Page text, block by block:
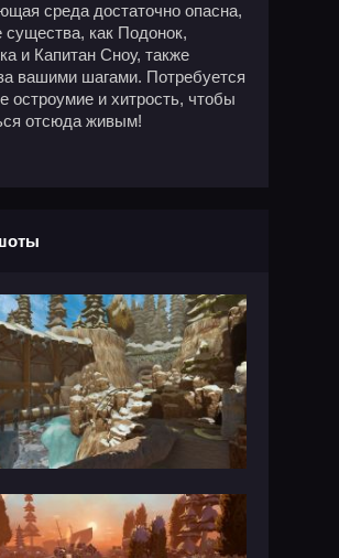
среда достаточно опасна,
существа, как Подонок,
и Капитан Сноу, также
вашими шагами. Потребуется
остроумие и хитрость, чтобы
отсюда живым!